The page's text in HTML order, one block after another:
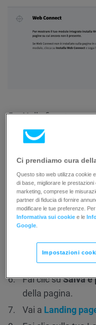
Nella finestra
per salvare Web
Fai clic suSalva e
della pagina.
Vai a Landing
Ci prendiamo cura
Questo sito web utilizza cookie
di base, migliorare le prestazioni
marketing, comprese le
partner di fiducia di fornire
modificare le tue preferenze.
Informativa sui cookie e le
Google
Impostazioni